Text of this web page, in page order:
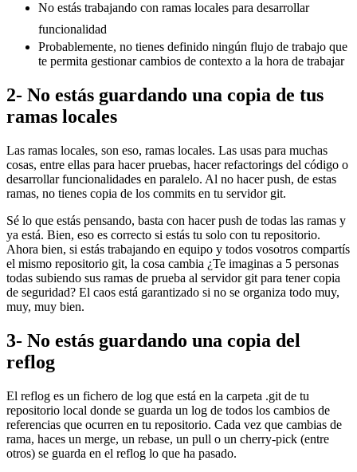
No estás trabajando con ramas locales para desarrollar
funcionalidad
Probablemente, no tienes definido ningún flujo de trabajo que
te permita gestionar cambios de contexto a la hora de trabajar
2- No estás guardando una copia de tus
ramas locales
Las ramas locales, son eso, ramas locales. Las usas para muchas
cosas, entre ellas para hacer pruebas, hacer refactorings del código o
desarrollar funcionalidades en paralelo. Al no hacer push, de estas
ramas, no tienes copia de los commits en tu servidor git.
Sé lo que estás pensando, basta con hacer push de todas las ramas y
ya está. Bien, eso es correcto si estás tu solo con tu repositorio.
Ahora bien, si estás trabajando en equipo y todos vosotros compartís
el mismo repositorio git, la cosa cambia ¿Te imaginas a 5 personas
todas subiendo sus ramas de prueba al servidor git para tener copia
de seguridad? El caos está garantizado si no se organiza todo muy,
muy, muy bien.
3- No estás guardando una copia del
reflog
El reflog es un fichero de log que está en la carpeta .git de tu
repositorio local donde se guarda un log de todos los cambios de
referencias que ocurren en tu repositorio. Cada vez que cambias de
rama, haces un merge, un rebase, un pull o un cherry-pick (entre
otros) se guarda en el reflog lo que ha pasado.